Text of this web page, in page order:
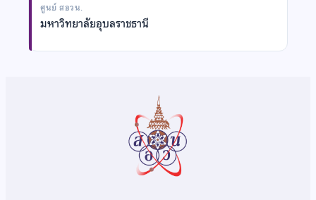
ศูนย์ สอวน.
มหาวิทยาลัยอุบลราชธานี